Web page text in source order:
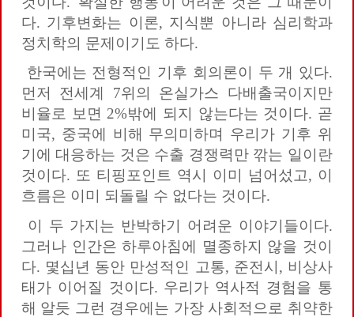
다. 기후변화는 이론, 지식뿐 아니라 심리학과
정치학의 문제이기도 하다.
한국에는 전형적인 기후 회의론이 두 개 있다.
먼저 전세계 7위의 온실가스 다배출국이지만
비율로 보면 2%밖에 되지 않는다는 것이다. 곧
미국, 중국에 비해 무의미하며 우리가 기후 위
기에 대응하는 것은 수출 경쟁력만 깎는 일이란
것이다. 또 티핑포인트 역시 이미 넘어섰고, 이
흐름은 이미 되돌릴 수 없다는 것이다.
이 두 가지는 반박하기 어려운 이야기들이다.
그러나 인간은 하루아침에 멸종하지 않을 것이
다. 몇십년 동안 만성적인 고통, 준전시, 비상사
태가 이어질 것이다. 우리가 역사적 경험을 통
해 알듯 그런 경우에는 가장 사회적으로 취약한